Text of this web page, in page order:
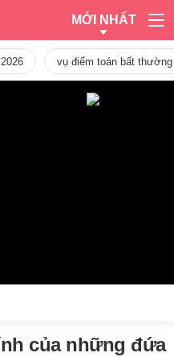
MỚI NHẤT
vụ điểm toán bất
của những đứa